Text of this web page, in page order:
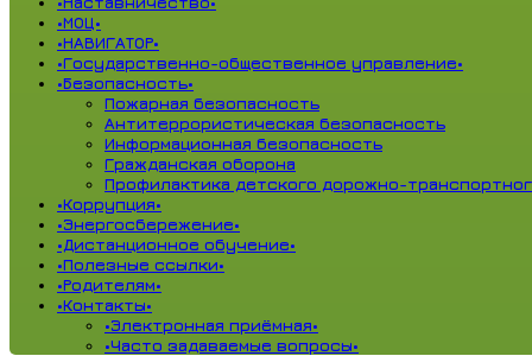
•МОЦ•
•НАВИГАТОР•
•Государственно-общественное управление•
•Безопасность•
Пожарная безопасность
Антитеррористическая безопасность
Информационная безопасность
Гражданская оборона
Профилактика детского дорожно-
•Коррупция•
•Энергосбережение•
•Дистанционное обучение•
•Полезные ссылки•
•Родителям•
•Контакты•
•Электронная приёмная•
•Часто задаваемые вопросы•